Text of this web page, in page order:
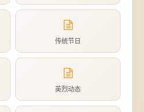
传统节日
英烈动态